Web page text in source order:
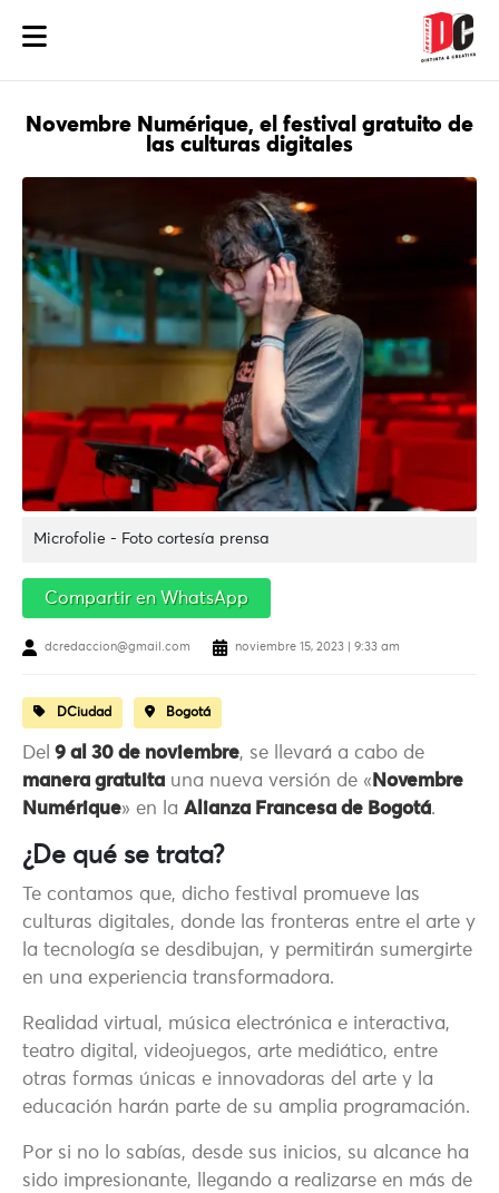
Novembre Numérique, el festival gratuito de
las culturas digitales
Microfolie - Foto cortesía prensa
Compartir en WhatsApp
dcredaccion@gmail.com noviembre 15, 2023 | 9:33 am
DCiudad Bogotá
Del 9 al 30 de noviembre, se llevará a cabo de
manera gratuita una nueva versión de « Novembre
Numérique» en la Alianza Francesa de Bogotá.
¿De qué se trata?
Te contamos que, dicho festival promueve las
culturas digitales, donde las fronteras entre el arte y
la tecnología se desdibujan, y permitirán sumergirte
en una experiencia transformadora.
Realidad virtual, música electrónica e interactiva,
teatro digital, videojuegos, arte mediático, entre
otras formas únicas e innovadoras del arte y la
educación harán parte de su amplia programación.
Por si no lo sabías, desde sus inicios, su alcance ha
sido impresionante, llegando a realizarse en más de